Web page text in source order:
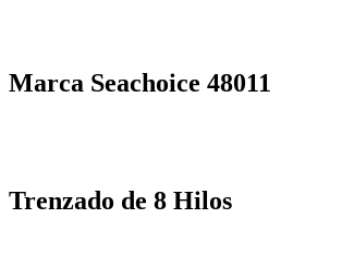
Marca Seachoice 48011
Trenzado de 8 Hilos